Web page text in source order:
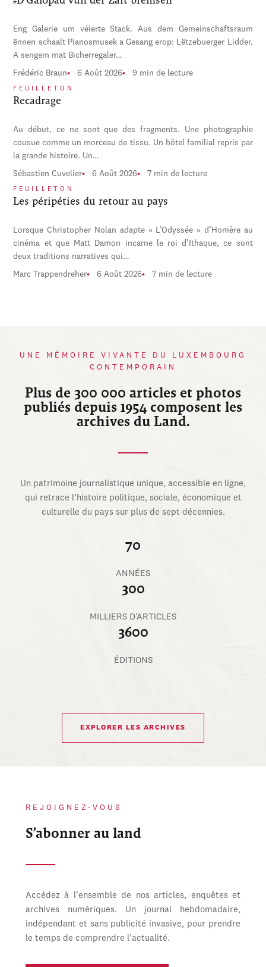
Eng Galerie um véierte Stack. Aus dem Gemeinschaftsraum
ënnen schaalt Pianosmusek a Gesang erop: Lëtzebuerger Lidder.
A sengem mat Bicherregaler…
Frédéric Braun 6 Août 2026 9 min de lecture
FEUILLETON
Recadrage
Au début, ce ne sont que des fragments. Une photographie
cousue comme un morceau de tissu. Un hôtel familial repris par
la grande histoire. Un…
Sébastien Cuvelier 6 Août 2026 7 min de lecture
FEUILLETON
Les péripéties du retour au pays
Lorsque Christopher Nolan adapte « L’Odyssée » d’Homère au
cinéma et que Matt Damon incarne le roi d’Ithaque, ce sont
deux traditions narratives qui…
Marc Trappendreher 6 Août 2026 7 min de lecture
UNE MÉMOIRE VIVANTE DU LUXEMBOURG
CONTEMPORAIN
Plus de 300 000 articles et photos
publiés depuis 1954 composent les
archives du Land.
Un patrimoine journalistique unique, accessible en ligne,
qui retrace l’histoire politique, sociale, économique et
culturelle du pays sur plus de sept décennies.
70
ANNÉES
300
MILLIERS D’ARTICLES
3600
ÉDITIONS
EXPLORER LES ARCHIVES
REJOIGNEZ-VOUS
S’abonner au land
Accédez à l’ensemble de nos articles, enquêtes et
archives numériques. Un journal hebdomadaire,
indépendant et sans publicité invasive, pour prendre
le temps de comprendre l’actualité.